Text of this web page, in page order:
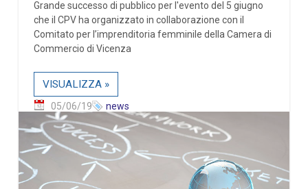
Grande successo di pubblico per l'evento del 5 giugno
che il CPV ha organizzato in collaborazione con il
Comitato per l’imprenditoria femminile della Camera di
Commercio di Vicenza
VISUALIZZA »
05/06/19 news